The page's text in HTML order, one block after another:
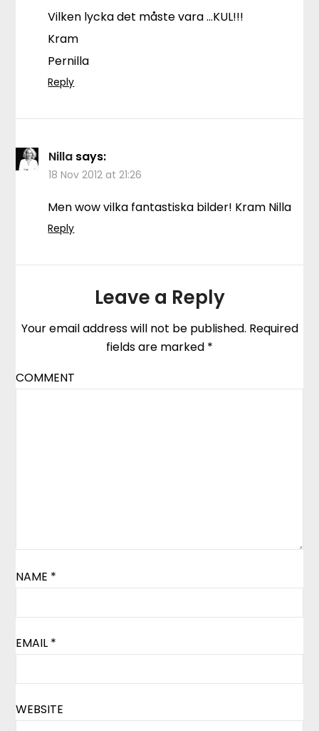
Vilken lycka det måste vara …KUL!!!
Kram
Pernilla
Reply
Nilla says:
18 Nov 2012 at 21:26
Men wow vilka fantastiska bilder! Kram Nilla
Reply
Leave a Reply
Your email address will not be published. Required
fields are marked *
COMMENT
NAME *
EMAIL *
WEBSITE